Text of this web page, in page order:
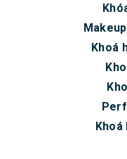
Khoá
Khoá